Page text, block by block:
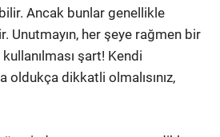
Ancak bunlar genellikle
Unutmayın, her şeye rağmen bir
şart! Kendi
oldukça dikkatli olmalısınız,